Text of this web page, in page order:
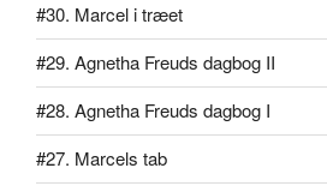
#30. Marcel i træet
#29. Agnetha Freuds dagbog II
#28. Agnetha Freuds dagbog I
#27. Marcels tab